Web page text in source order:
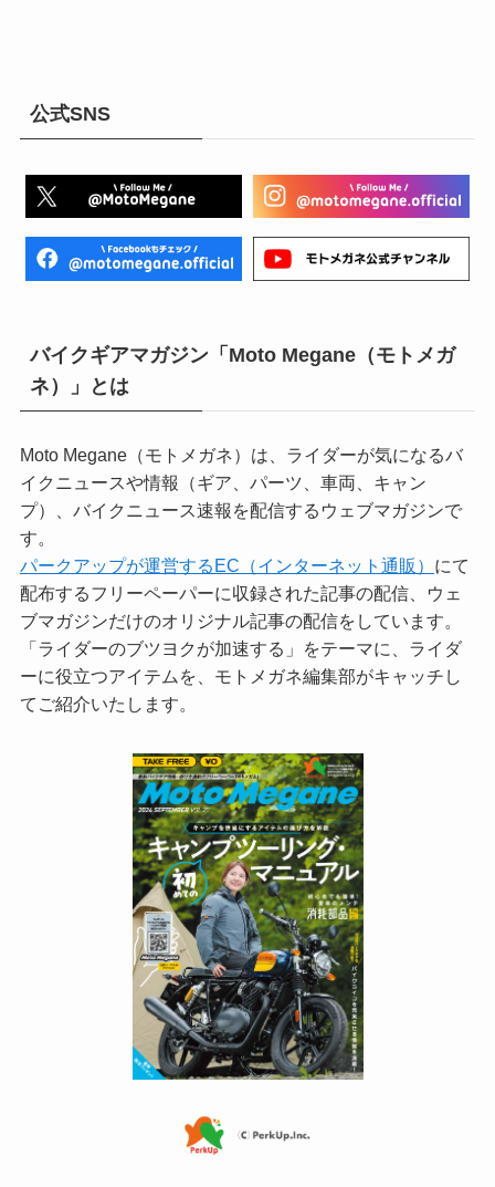
公式SNS
バイクギアマガジン「Moto Megane（モトメガ
ネ）」とは
Moto Megane（モトメガネ）は、ライダーが気になるバ
イクニュースや情報（ギア、パーツ、車両、キャン
プ）、バイクニュース速報を配信するウェブマガジンで
す。
パークアップが運営するEC（インターネット通販） にて
配布するフリーペーパーに収録された記事の配信、ウェ
ブマガジンだけのオリジナル記事の配信をしています。
「ライダーのブツヨクが加速する」をテーマに、ライダ
ーに役立つアイテムを、モトメガネ編集部がキャッチし
てご紹介いたします。